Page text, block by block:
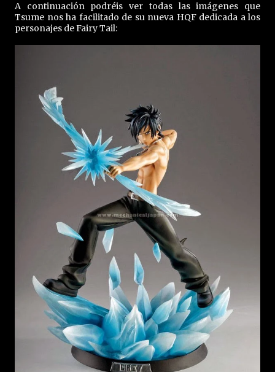
A continuación podréis ver todas las imágenes que
Tsume nos ha facilitado de su nueva HQF dedicada a los
personajes de Fairy Tail: